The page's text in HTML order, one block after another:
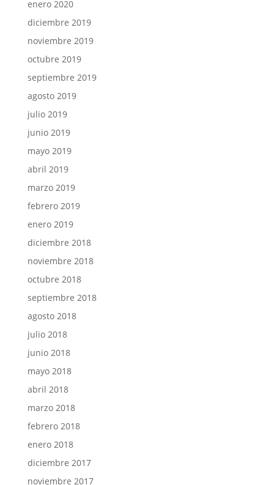
enero 2020
diciembre 2019
noviembre 2019
octubre 2019
septiembre 2019
agosto 2019
julio 2019
junio 2019
mayo 2019
abril 2019
marzo 2019
febrero 2019
enero 2019
diciembre 2018
noviembre 2018
octubre 2018
septiembre 2018
agosto 2018
julio 2018
junio 2018
mayo 2018
abril 2018
marzo 2018
febrero 2018
enero 2018
diciembre 2017
noviembre 2017